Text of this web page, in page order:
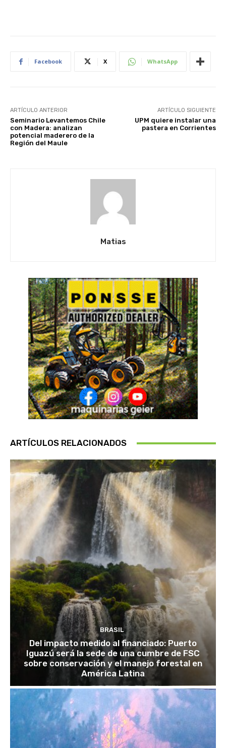
Facebook X WhatsApp
ARTÍCULO ANTERIOR
Seminario Levantemos Chile
con Madera: analizan
potencial maderero de la
Región del Maule
ARTÍCULO SIGUIENTE
UPM quiere instalar una
pastera en Corrientes
Matias
ARTÍCULOS RELACIONADOS
BRASIL
Del impacto medido al financiado: Puerto
Iguazú será la sede de una cumbre de FSC
sobre conservación y el manejo forestal en
América Latina